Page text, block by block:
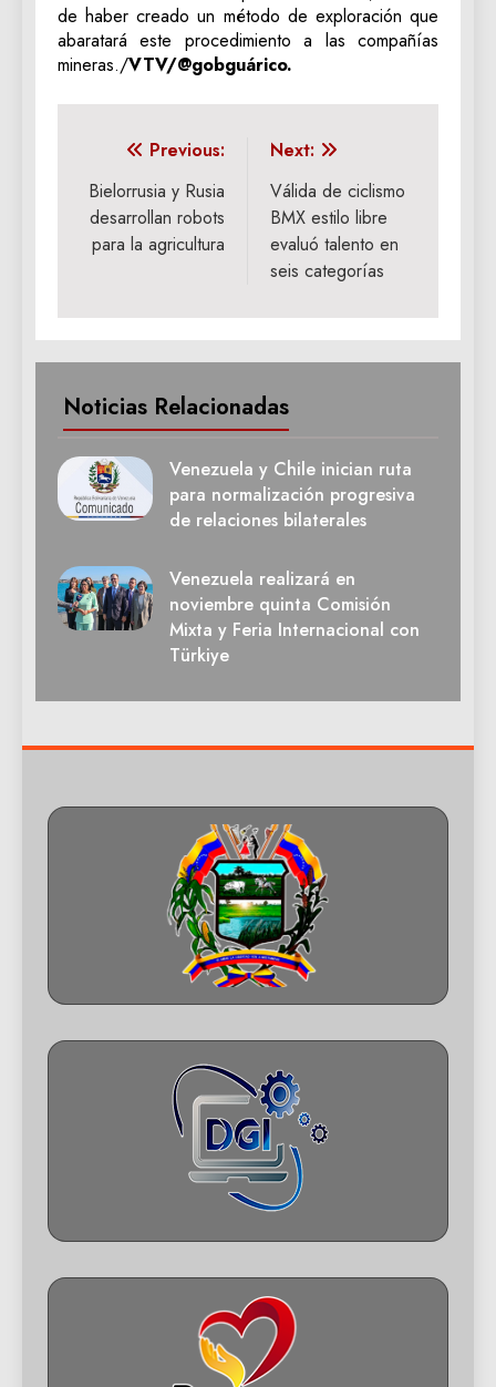
de haber creado un método de exploración que
abaratará este procedimiento a las compañías
mineras./VTV/@gobguárico.
Navegación
de
entradas
Previous:
Bielorrusia y Rusia
desarrollan robots
para la agricultura
Next:
Válida de ciclismo
BMX estilo libre
evaluó talento en
seis categorías
Noticias Relacionadas
Venezuela y Chile inician ruta
para normalización progresiva
de relaciones bilaterales
Venezuela realizará en
noviembre quinta Comisión
Mixta y Feria Internacional con
Türkiye